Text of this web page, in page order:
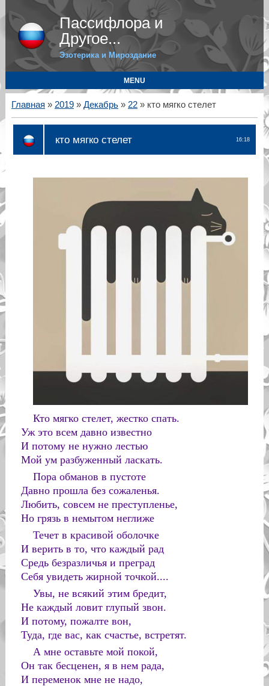
Пассифлора и
Другое...
Эзотерика и Мироздание
MENU
Главная » 2019 » Декабрь » 22» кто мягко стелет
16:18
кто мягко стелет
Кто мягко стелет, жестко спать.
Уж это всем давно известно
И потому не нужно лестью
Мой ум разбуженный ласкать.
Пора обманов в пустоте
Давно прошла без сожаленья.
Любить, совсем не преступленье,
Но грязь в немытом неглиже
Течет в красивой оболочке
И верить в то, что каждый рад
Средь безразличья и преград
Себя увидеть жирной точкой....
Увы, не всякий этим бредит,
Не каждый ловит глупый звон.
И потому, пожалте вон,
Туда, где вас, как счастье, встретят.
А мне оставьте мой покой,
Он так бесценен, я в нем рада,
И переменок мне не надо,